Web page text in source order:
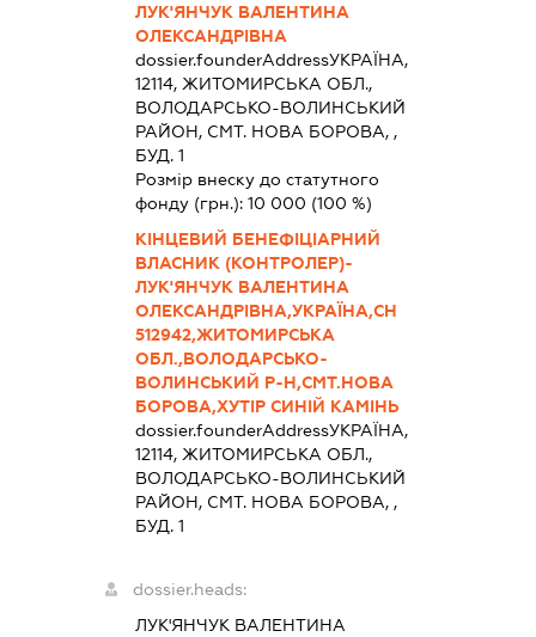
ЛУК'ЯНЧУК ВАЛЕНТИНА
ОЛЕКСАНДРІВНА
dossier.founderAddressУКРАЇНА,
12114, ЖИТОМИРСЬКА ОБЛ.,
ВОЛОДАРСЬКО-ВОЛИНСЬКИЙ
РАЙОН, СМТ. НОВА БОРОВА, ,
БУД. 1
Розмір внеску до статутного
фонду (грн.): 10 000 (100 %)
КІНЦЕВИЙ БЕНЕФІЦІАРНИЙ
ВЛАСНИК (КОНТРОЛЕР)-
ЛУК'ЯНЧУК ВАЛЕНТИНА
ОЛЕКСАНДРІВНА,УКРАЇНА,СН
512942,ЖИТОМИРСЬКА
ОБЛ.,ВОЛОДАРСЬКО-
ВОЛИНСЬКИЙ Р-Н,СМТ.НОВА
БОРОВА,ХУТІР СИНІЙ КАМІНЬ
dossier.founderAddressУКРАЇНА,
12114, ЖИТОМИРСЬКА ОБЛ.,
ВОЛОДАРСЬКО-ВОЛИНСЬКИЙ
РАЙОН, СМТ. НОВА БОРОВА, ,
БУД. 1
dossier.heads:
ЛУК'ЯНЧУК ВАЛЕНТИНА